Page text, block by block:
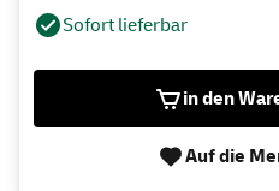
Sofort lieferbar
in den
Auf die